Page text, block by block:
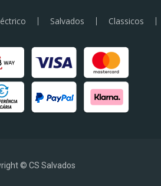
Salvados Classicos
© CS Salvados